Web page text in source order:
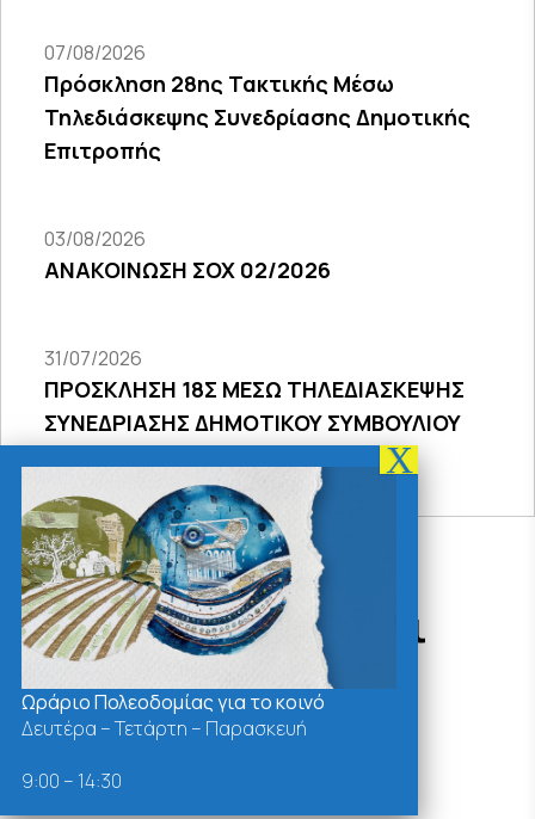
07/08/2026
Πρόσκληση 28ης Τακτικής Μέσω
Τηλεδιάσκεψης Συνεδρίασης Δημοτικής
Επιτροπής
03/08/2026
ΑΝΑΚΟΙΝΩΣΗ ΣΟΧ 02/2026
31/07/2026
ΠΡΟΣΚΛΗΣΗ 18Σ ΜΕΣΩ ΤΗΛΕΔΙΑΣΚΕΨΗΣ
ΣΥΝΕΔΡΙΑΣΗΣ ΔΗΜΟΤΙΚΟΥ ΣΥΜΒΟΥΛΙΟΥ
Δράσεις - Χρήσιμοι
Σύνδεσμοι
Ωράριο Πολεοδομίας για το κοινό
Δευτέρα – Τετάρτη – Παρασκευή
9:00 – 14:30